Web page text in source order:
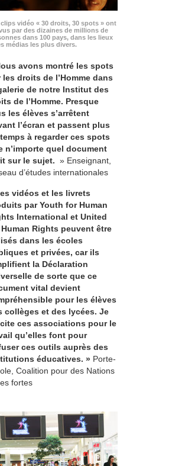
clips vidéo « 30 droits, 30 spots » ont
par des dizaines de millions de
dans 100 pays, dans les lieux
médias les plus divers.
avons montré les spots
les droits de l’Homme dans
de notre Institut des
de l’Homme. Presque
les élèves s’arrêtent
l’écran et passent plus
à regarder ces spots
n’importe quel document
sur le sujet. » Enseignant,
d’études internationales
vidéos et les livrets
par Youth for Human
International et United
Rights peuvent être
dans les écoles
et privées, car ils
la Déclaration
de sorte que ce
vital devient
pour les élèves
collèges et des lycées. Je
ces associations pour le
qu’elles font pour
ces outils auprès des
éducatives. » Porte-
Coalition pour des Nations
fortes